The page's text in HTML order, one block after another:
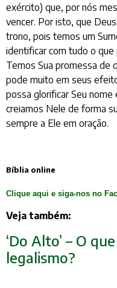
exército) que, por nós
vencer. Por isto, que
trono, pois temos um
identificar com tudo o que
Temos Sua promessa de
pode muito em seus
possa glorificar Seu
creiamos Nele de forma
sempre a Ele em oração.
Bíblia online
Clique aqui e siga-nos no
Veja também:
‘Do Alto’ – O
legalismo?